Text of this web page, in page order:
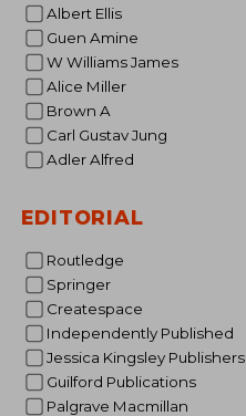
Albert Ellis
Guen Amine
W Williams James
Alice Miller
Brown A
Carl Gustav Jung
Adler Alfred
EDITORIAL
Routledge
Springer
Createspace
Independently Published
Jessica Kingsley Publishers
Guilford Publications
Palgrave Macmillan